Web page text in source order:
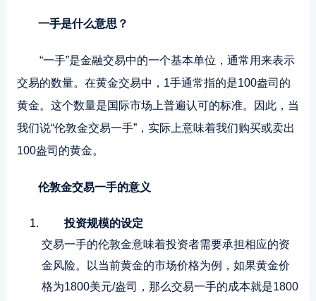
一手是什么意思？
“一手”是金融交易中的一个基本单位，通常用来表示
交易的数量。在黄金交易中，1手通常指的是100盎司的
黄金。这个数量是国际市场上普遍认可的标准。因此，当
我们说“伦敦金交易一手”，实际上意味着我们购买或卖出
100盎司的黄金。
伦敦金交易一手的意义
投资规模的设定
交易一手的伦敦金意味着投资者需要承担相应的资
金风险。以当前黄金的市场价格为例，如果黄金价
格为1800美元/盎司，那么交易一手的成本就是1800